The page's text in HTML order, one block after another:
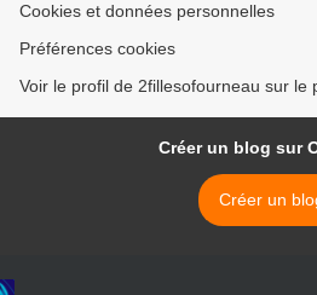
Cookies et données personnelles
Préférences cookies
Voir le profil de 2fillesofourneau sur le
Créer un blog sur
Créer un